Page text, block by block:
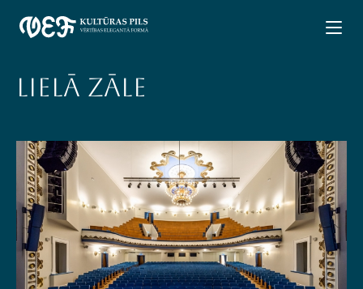
Lielā zāle